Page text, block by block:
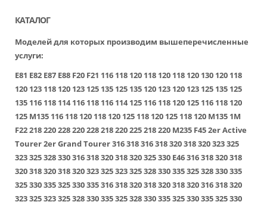
КАТАЛОГ
Моделей для которых производим вышеперечисленные
услуги:
E81 E82 E87 E88 F20 F21 116 118 120 118 120 118 120 130 120 118
120 123 118 120 123 125 135 125 135 120 123 120 123 125 135 125
135 116 118 114 116 118 116 114 125 116 118 120 125 116 118 120
125 M135 116 118 120 118 120 125 118 120 125 118 120 M135 1M
F22218220228220228218220225218220 M235 F452er Active
Tourer2er Grand Tourer316318316318320318320323325
323325328330316318320318320325330 E46316318320318
320318320318320323325323325328330335325328330335
325330335325330335316318320318320318320316318320
323325323325328330335325328330335325330335325330